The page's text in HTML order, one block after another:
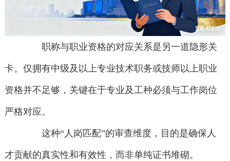
职称与职业资格的对应关系是另一道隐形关
卡。仅拥有中级及以上专业技术职务或技师以上职业
资格并不足够，关键在于专业及工种必须与工作岗位
严格对应。
这种“人岗匹配”的审查维度，目的是确保人
才贡献的真实性和有效性，而非单纯证书堆砌。